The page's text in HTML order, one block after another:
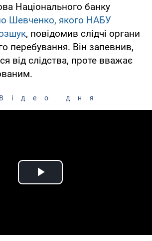
Національного банку
Шевченко, якого НАБУ
, повідомив слідчі органи
перебування. Він запевнив,
від слідства, проте вважає
Відео дня
Play Video